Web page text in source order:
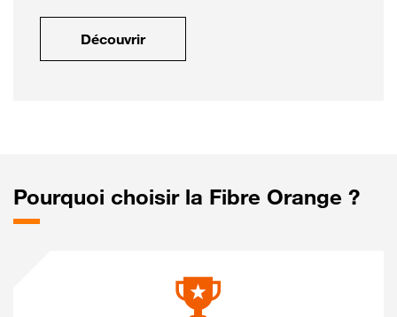
Découvrir
Pourquoi choisir la Fibre Orange ?